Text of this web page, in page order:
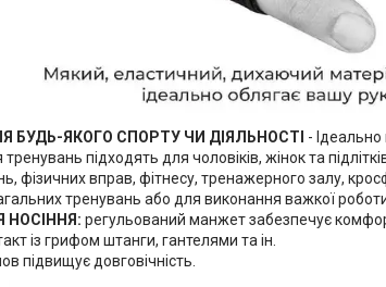
БУДЬ-ЯКОГО СПОРТУ ЧИ ДІЯЛЬНОСТІ -
підходять для чоловіків, жінок та
фізичних вправ, фітнесу, тренажерного залу,
тренувань або для виконання важкої
НОСІННЯ: регульований манжет забезпечує
із грифом штанги, гантелями та ін.
підвищує довговічність.